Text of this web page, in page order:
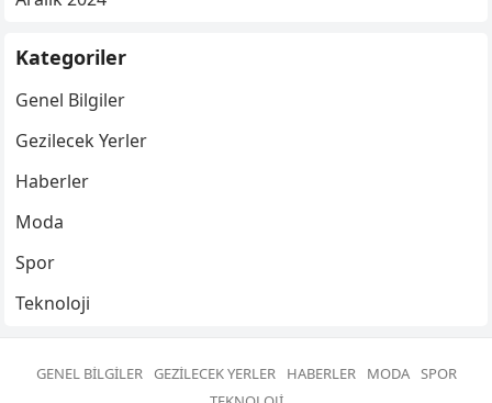
Kategoriler
Genel Bilgiler
Gezilecek Yerler
Haberler
Moda
Spor
Teknoloji
GENEL BILGILER GEZILECEK YERLER HABERLER MODA SPOR